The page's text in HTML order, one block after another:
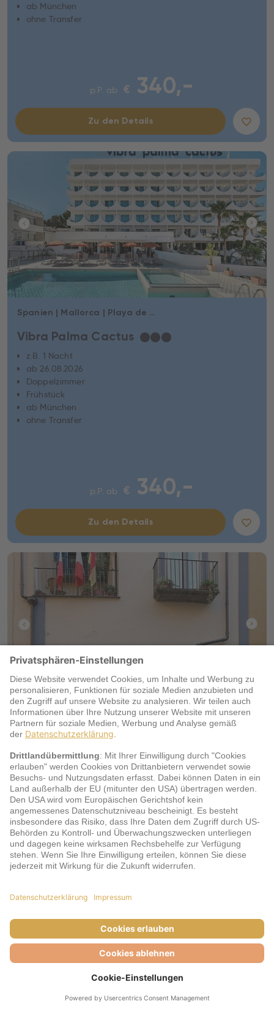
ab München
ohne Transfer
p.P. ab € 340,-
Zu den Details
Spanien | Mallorca | Playa de Palma
Vibra Palma Cactus ★★★
z.B. 1 Nacht
ab 26.08.2026
Doppelzimmer
Frühstück
ab München
ohne Transfer
p.P. ab € 340,-
Zu den Details
Italien | Golf von Neapel | Neapel
Caravaggio ★★★
z.B. 1 Nacht
ab 25.08.2026
Doppelzimmer
Frühstück
ab Wien
ohne Transfer
p.P. ab
Zu den Details